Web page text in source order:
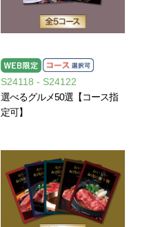
S24118 - S24122
選べるグルメ50選【コース指
定可】